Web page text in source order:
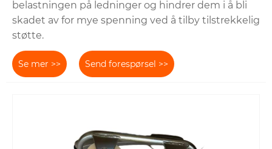
belastningen på ledninger og hindrer dem i å bli
skadet av for mye spenning ved å tilby tilstrekkelig
støtte.
Se mer >> Send forespørsel >>